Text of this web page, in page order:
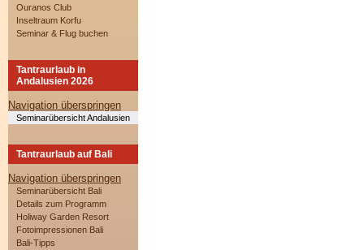
Ouranos Club
Inseltraum Korfu
Seminar & Flug buchen
Tantraurlaub in
Andalusien 2026
Navigation überspringen
Seminarübersicht Andalusien
Tantraurlaub auf Bali
Navigation überspringen
Seminarübersicht Bali
Details zum Programm
Holiway Garden Resort
Fotoimpressionen Bali
Bali-Tipps